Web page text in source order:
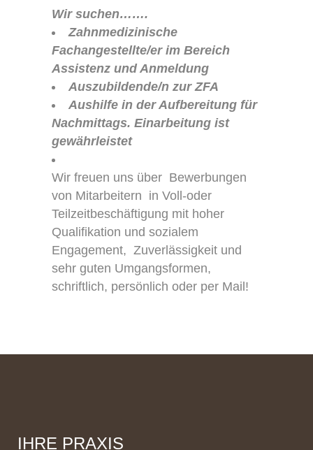
Wir suchen…….
Zahnmedizinische
Fachangestellte/er im Bereich
Assistenz und Anmeldung
Auszubildende/n zur ZFA
Aushilfe in der Aufbereitung für
Nachmittags. Einarbeitung ist
gewährleistet
Wir freuen uns über Bewerbungen
von Mitarbeitern in Voll-oder
Teilzeitbeschäftigung mit hoher
Qualifikation und sozialem
Engagement, Zuverlässigkeit und
sehr guten Umgangsformen,
schriftlich, persönlich oder per Mail!
IHRE PRAXIS